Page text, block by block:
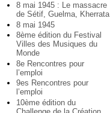
8 mai 1945 : Le massacre
de Sétif, Guelma, Kherrata
8 mai 1945
8ème édition du Festival
Villes des Musiques du
Monde
8e Rencontres pour
l’emploi
9es Rencontres pour
l’emploi
10ème édition du